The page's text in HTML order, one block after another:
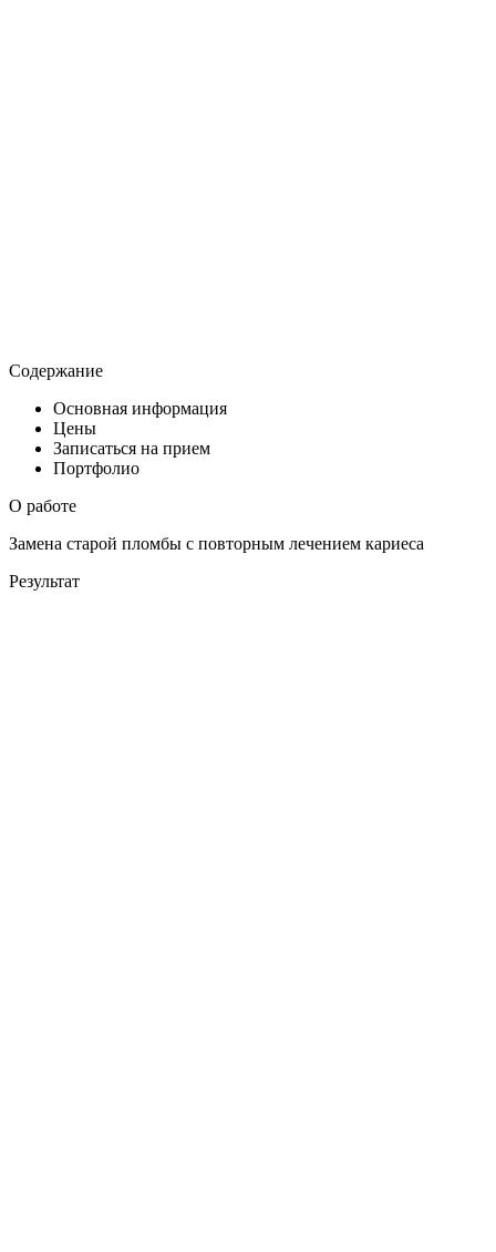
Содержание
Основная информация
Цены
Записаться на прием
Портфолио
О работе
Замена старой пломбы с повторным лечением кариеса
Результат